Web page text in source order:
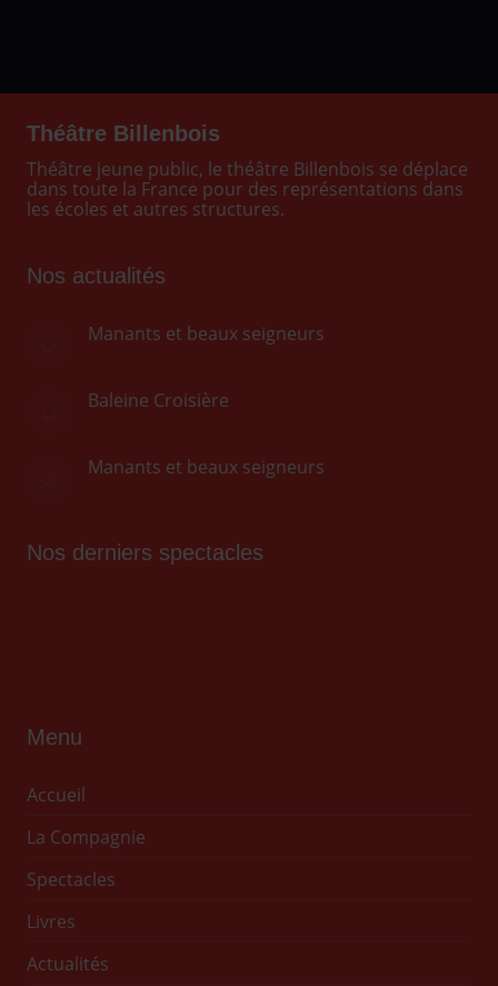
Théâtre Billenbois
Théâtre jeune public, le théâtre Billenbois se déplace
dans toute la France pour des représentations dans
les écoles et autres structures.
Nos actualités
Manants et beaux seigneurs
Baleine Croisière
Manants et beaux seigneurs
Nos derniers spectacles
Menu
Accueil
La Compagnie
Spectacles
Livres
Actualités